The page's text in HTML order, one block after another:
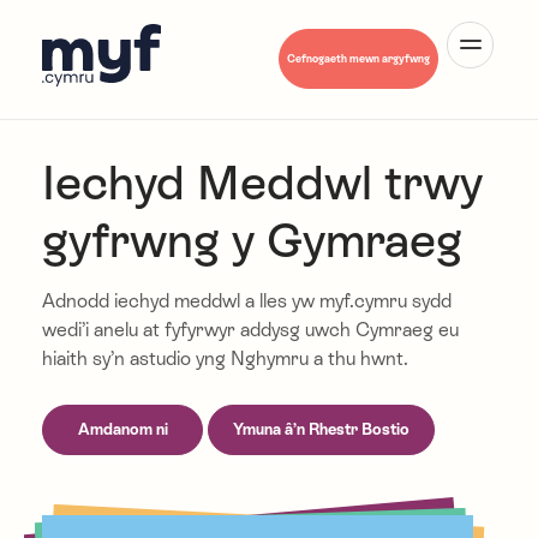
Cefnogaeth mewn argyfwng
English
Amdanom Ni
Iechyd Meddwl A-Y
Iechyd Meddwl trwy
gyfrwng y Gymraeg
Adnodd iechyd meddwl a lles yw myf.cymru sydd
wedi’i anelu at fyfyrwyr addysg uwch Cymraeg eu
hiaith sy’n astudio yng Nghymru a thu hwnt.
Amdanom ni Ymuna â’n Rhestr Bostio